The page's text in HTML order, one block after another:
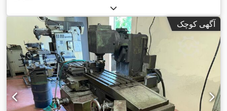
آگهی کوچک